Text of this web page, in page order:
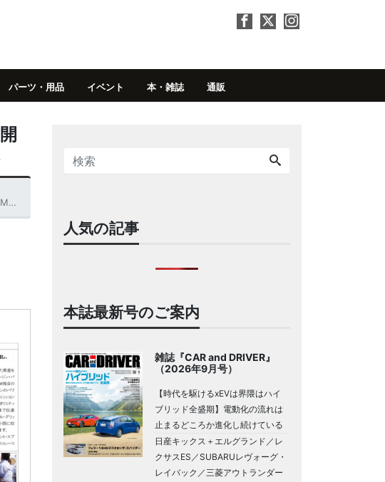
パーツ・用品 イベント 本・雑誌 通販
人気の記事
本誌最新号のご案内
雑誌『CAR and DRIVER』
（2026年9月号）
【時代を駆けるxEVは界隈はハイ
ブリッド全盛期】電動化の流れは
止まるどころか進化し続けている
日産キックス＋エルグランド／レ
クサスES／SUBARUレヴォーグ・
レイバック／三菱アウトランダー